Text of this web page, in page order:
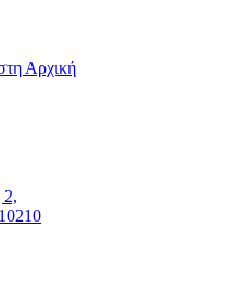
Αρχική
2,